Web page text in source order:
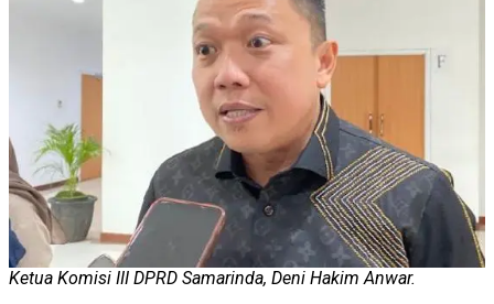
Ketua Komisi III DPRD Samarinda, Deni Hakim Anwar.